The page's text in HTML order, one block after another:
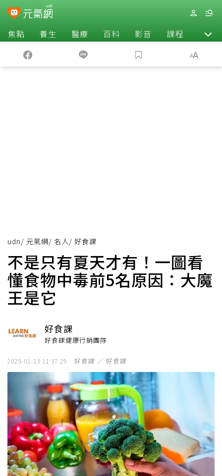
焦點 養生 醫療 百科 影音 課程 退休
udn/ 元氣網/ 名人/ 好食課
不是只有夏天才有！一圖看
懂食物中毒前5名原因：大魔
王是它
好食課
好食課健康行銷團隊
2025-01-13 11:37:29 好食課 ／ 好食課